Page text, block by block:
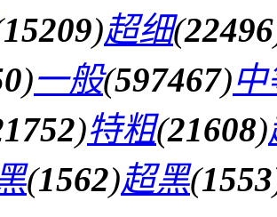
15209)超细(22496
)一般(597467)
)特粗(21608)
(1562)超黑(1553